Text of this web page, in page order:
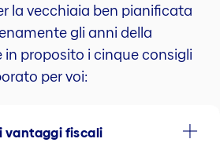
la vecchiaia ben pianificata
gli anni della
in proposito i cinque consigli
per voi:
vantaggi fiscali